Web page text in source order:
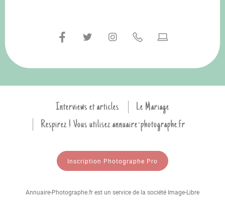
Interviews et articles
Le Mariage
Respirez ! Vous utilisez annuaire-photographe.fr
Inscription Photographe Pro
Annuaire-Photographe.fr est un service de la société Image-Libre